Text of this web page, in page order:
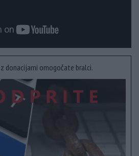
donacijami omogočate bralci.